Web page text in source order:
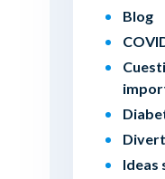
Blog
Ideas